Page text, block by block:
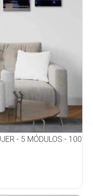
- 5 MÓDULOS - 100